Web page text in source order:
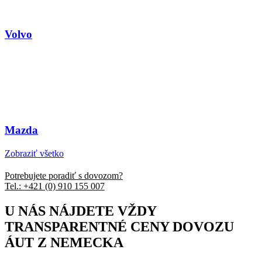
Volvo
Mazda
Zobraziť všetko
Potrebujete poradiť s dovozom?
Tel.: +421 (0) 910 155 007
U NÁS NÁJDETE VŽDY
TRANSPARENTNÉ CENY DOVOZU
ÁUT Z NEMECKA